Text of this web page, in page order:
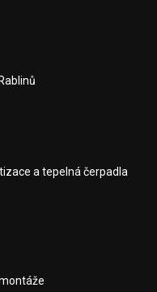
a tepelná čerpadla